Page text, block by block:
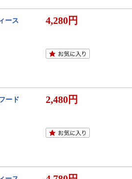
ース
4,280円
ード
2,480円